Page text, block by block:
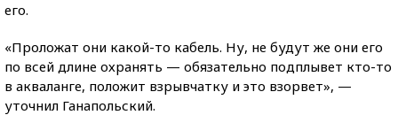
его.
«Проложат они какой-то кабель. Ну, не будут же они его
по всей длине охранять — обязательно подплывет кто-то
в акваланге, положит взрывчатку и это взорвет», —
уточнил Ганапольский.